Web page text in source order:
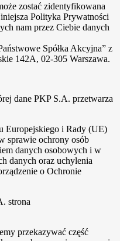
zostać zidentyfikowana
Polityka Prywatności
nam przez Ciebie danych
Spółka Akcyjna” z
142A, 02-305 Warszawa.
dane PKP S.A. przetwarza
Europejskiego i Rady (UE)
sprawie ochrony osób
danych osobowych i w
danych oraz uchylenia
o Ochronie
strona
przekazywać część